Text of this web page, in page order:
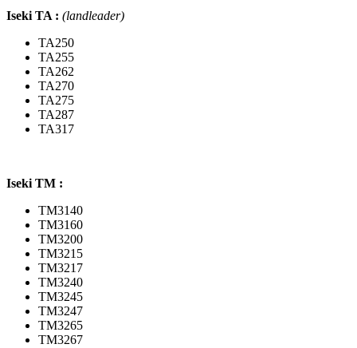
Iseki TA : (landleader)
TA250
TA255
TA262
TA270
TA275
TA287
TA317
Iseki TM :
TM3140
TM3160
TM3200
TM3215
TM3217
TM3240
TM3245
TM3247
TM3265
TM3267